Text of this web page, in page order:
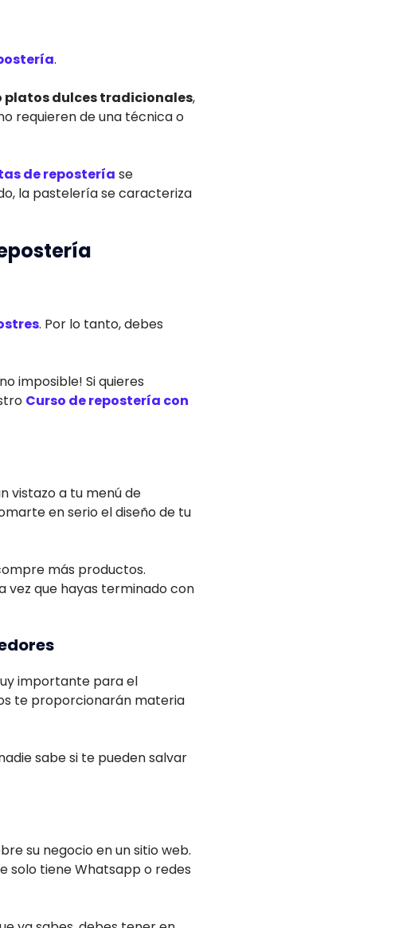
.
platos dulces tradicionales,
requieren de una técnica o
de repostería se
la pastelería se caracteriza
. Por lo tanto, debes
imposible! Si quieres
Curso de repostería con
vistazo a tu menú de
en serio el diseño de tu
más productos.
vez que hayas terminado con
importante para el
te proporcionarán materia
sabe si te pueden salvar
su negocio en un sitio web.
solo tiene Whatsapp o redes